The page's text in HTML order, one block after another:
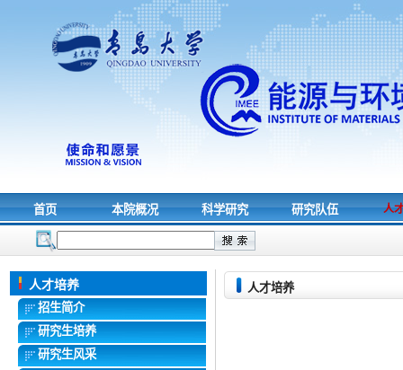
首页 本院概况 科学研究 研究队伍 人
人才培养
招生简介
研究生培养
研究生风采
人才培养